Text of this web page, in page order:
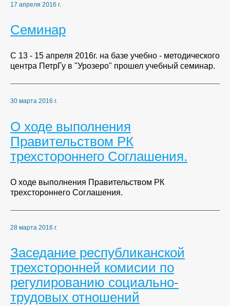
17 апреля 2016 г.
Семинар
С 13 - 15 апреля 2016г. на базе учебно - методического
центра ПетрГу в "Урозеро" прошел учебный семинар.
30 марта 2016 г.
О ходе выполнения
Правительством РК
трехстороннего Соглашения.
О ходе выполнения Правительством РК
трехстороннего Соглашения.
28 марта 2016 г.
Заседание республиканской
трехсторонней комисии по
регулированию социально-
трудовых отношений